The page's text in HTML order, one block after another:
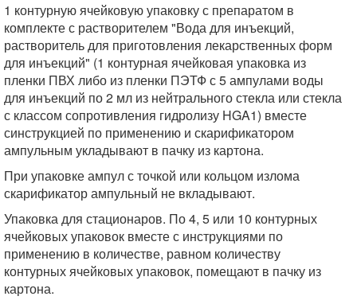
1 контурную ячейковую упаковку с препаратом в
комплекте с растворителем "Вода для инъекций,
растворитель для приготовления лекарственных форм
для инъекций" (1 контурная ячейковая упаковка из
пленки ПВХ либо из пленки ПЭТФ с 5 ампулами воды
для инъекций по 2 мл из нейтрального стекла или стекла
с классом сопротивления гидролизу HGA1) вместе
синструкцией по применению и скарификатором
ампульным укладывают в пачку из картона.
При упаковке ампул с точкой или кольцом излома
скарификатор ампульный не вкладывают.
Упаковка для стационаров. По 4, 5 или 10 контурных
ячейковых упаковок вместе с инструкциями по
применению в количестве, равном количеству
контурных ячейковых упаковок, помещают в пачку из
картона.